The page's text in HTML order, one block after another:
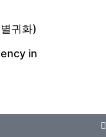
귀화)
in